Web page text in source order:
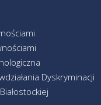
Dyskryminacji